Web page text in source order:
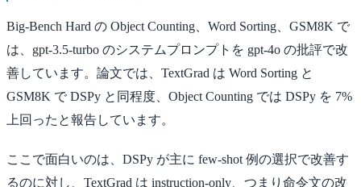
Big-Bench Hard の Object Counting、Word Sorting、GSM8K で
は、gpt-3.5-turbo のシステムプロンプトを gpt-4o の批評で改
善しています。論文では、TextGrad は Word Sorting と
GSM8K で DSPy と同程度、Object Counting では DSPy を 7%
上回ったと報告しています。
ここで面白いのは、DSPy が主に few-shot 例の選択で改善す
るのに対し、TextGrad は instruction-only、つまり命令文の改